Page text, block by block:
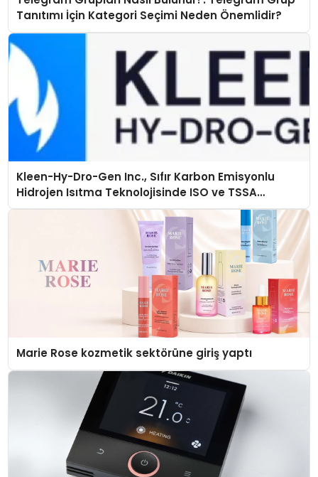
Tanıtımı İçin Kategori Seçimi Neden Önemlidir?
Kleen-Hy-Dro-Gen Inc., Sıfır Karbon Emisyonlu
Hidrojen Isıtma Teknolojisinde ISO ve TSSA
Düzenleyici Onaylarını Aldı
Marie Rose kozmetik sektörüne giriş yaptı